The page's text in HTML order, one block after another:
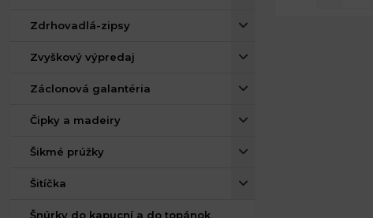
Zdrhovadlá-zipsy
Zvyškový výpredaj
Záclonová galantéria
Čipky a madeiry
Šikmé prúžky
Šitíčka
Šnúrky do kapucní a do topánok